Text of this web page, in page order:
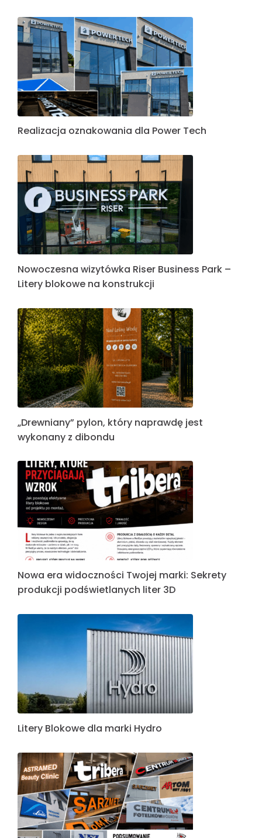
Realizacja oznakowania dla Power Tech
Nowoczesna wizytówka Riser Business Park –
Litery blokowe na konstrukcji
„Drewniany” pylon, który naprawdę jest
wykonany z dibondu
Nowa era widoczności Twojej marki: Sekrety
produkcji podświetlanych liter 3D
Litery Blokowe dla marki Hydro